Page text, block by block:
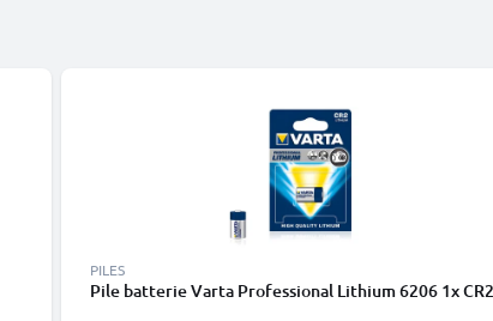
PILES
Pile batterie Varta Professional Lithium 6206 1x